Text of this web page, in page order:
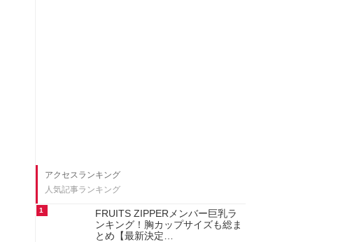
アクセスランキング
人気記事ランキング
1
FRUITS ZIPPERメンバー巨乳ラ
ンキング！胸カップサイズも総ま
とめ【最新決定…